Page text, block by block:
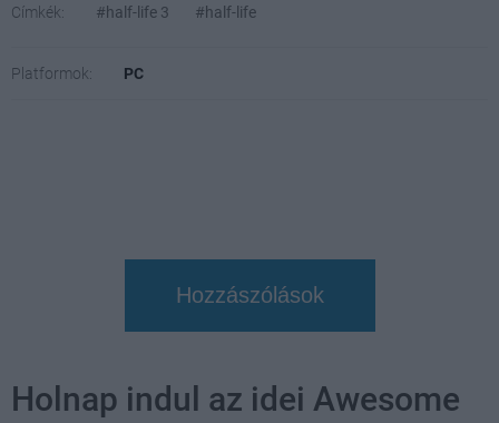
Címkék: #half-life 3 #half-life
Platformok: PC
Hozzászólások
Holnap indul az idei Awesome